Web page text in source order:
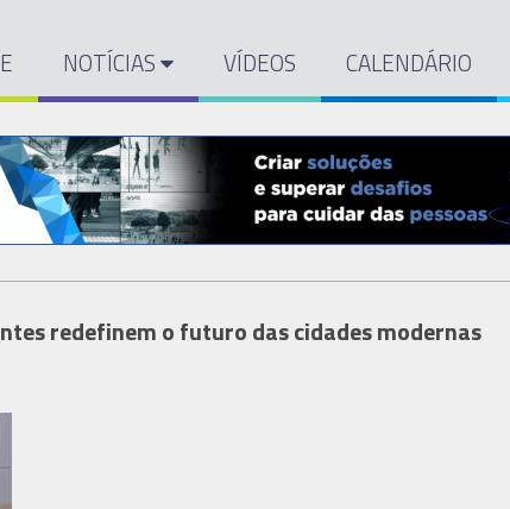
NOTÍCIAS VÍDEOS CALENDÁRIO
redefinem o futuro das cidades modernas